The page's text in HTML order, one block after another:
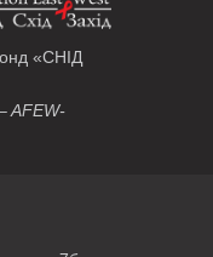
«СНІД
AFEW-